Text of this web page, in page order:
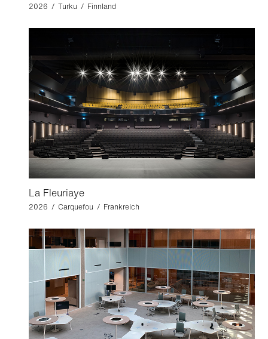
2026 / Turku / Finnland
La Fleuriaye
2026 / Carquefou / Frankreich